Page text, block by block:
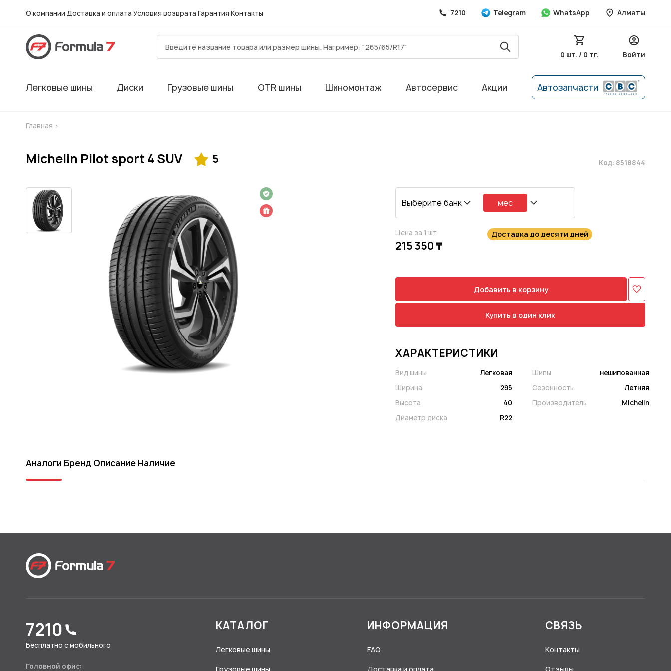
О компании Доставка и оплата Условия возврата Гарантия Контакты 7210 Telegram WhatsApp Алматы
0 шт. / 0 тг. Войти
Легковые шины Диски Грузовые шины OTR шины Шиномонтаж Автосервис Акции Автозапчасти
Главная >
Michelin Pilot sport 4 SUV 5 Код: 8518844
Гарантия на 1 год
Шиномонтаж в подарок
Выберите банк мес
Цена за 1 шт.
215 350 ₸
Доставка до десяти дней
Добавить в корзину
Купить в один клик
ХАРАКТЕРИСТИКИ
Вид шины
Легковая
Ширина
295
Высота
40
Диаметр диска
R22
Шипы
нешипованная
Сезонность
Летняя
Производитель
Michelin
Аналоги Бренд Описание Наличие
7210
Бесплатно с мобильного
Головной офис:
КАТАЛОГ
Легковые шины
Грузовые шины
ИНФОРМАЦИЯ
FAQ
Доставка и оплата
СВЯЗЬ
Контакты
Отзывы